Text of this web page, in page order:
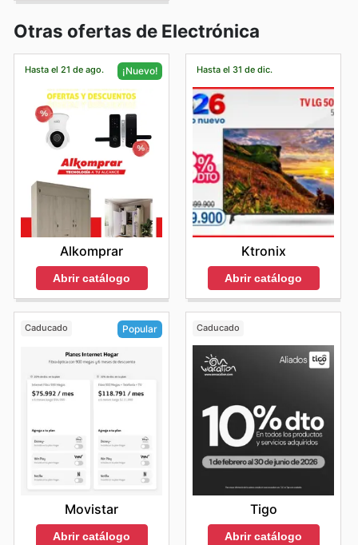
Otras ofertas de Electrónica
Hasta el 21 de ago. ¡Nuevo!
Alkomprar
Abrir catálogo
Hasta el 31 de dic.
Ktronix
Abrir catálogo
Caducado Popular
Movistar
Abrir catálogo
Caducado
Tigo
Abrir catálogo